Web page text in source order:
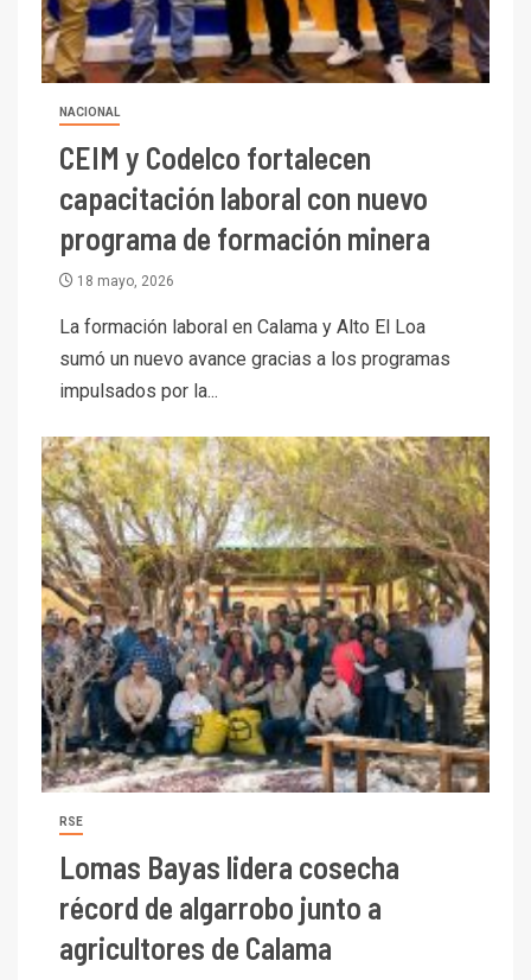
NACIONAL
CEIM y Codelco fortalecen
capacitación laboral con nuevo
programa de formación minera
18 mayo, 2026
La formación laboral en Calama y Alto El Loa
sumó un nuevo avance gracias a los programas
impulsados por la...
RSE
Lomas Bayas lidera cosecha
récord de algarrobo junto a
agricultores de Calama